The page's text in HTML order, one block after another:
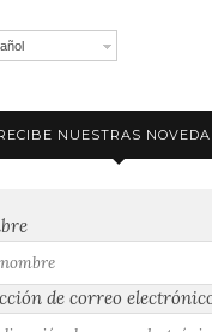
NUESTRAS
de correo